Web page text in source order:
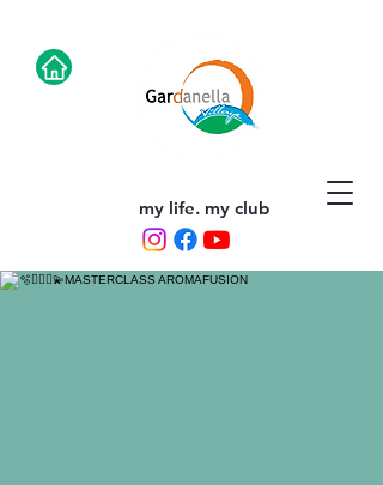
my life. my club